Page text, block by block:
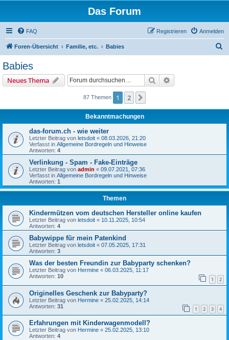
Das Forum
FAQ Anmelden
Registrieren
Foren-Übersicht Familie, etc. Babies
Babies
Neues Thema Suche
87 Themen 1 2
Bekanntmachungen
das-forum.ch - wie weiter
Letzter Beitrag von letsdoit « 08.03.2026, 21:20
Verfasst in Allgemeine Bordregeln und Hinweise
Antworten: 4
Verlinkung - Spam - Fake-Einträge
Letzter Beitrag von admin « 09.07.2021, 07:36
Verfasst in Allgemeine Bordregeln und Hinweise
Antworten: 1
Themen
Kindermützen vom deutschen Hersteller online kaufen
Letzter Beitrag von letsdoit « 10.11.2025, 10:54
Antworten: 4
Babywippe für mein Patenkind
Letzter Beitrag von letsdoit « 07.05.2025, 17:31
Antworten: 3
Was der besten Freundin zur Babyparty schenken?
Letzter Beitrag von Hermine « 06.03.2025, 11:17
Antworten: 10 1 2
Originelles Geschenk zur Babyparty?
Letzter Beitrag von Hermine « 25.02.2025, 14:14
Antworten: 31 1 2 3 4
Erfahrungen mit Kinderwagenmodell?
Letzter Beitrag von Hermine « 25.02.2025, 13:10
Antworten: 4